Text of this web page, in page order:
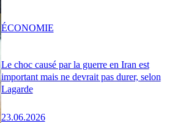
Le choc causé par la guerre en Iran est
important mais ne devrait pas durer, selon
Lagarde
23.06.2026
ÉCONOMIE